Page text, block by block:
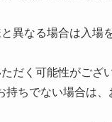
異なる場合は入場
だく可能性がござ
持ちでない場合は